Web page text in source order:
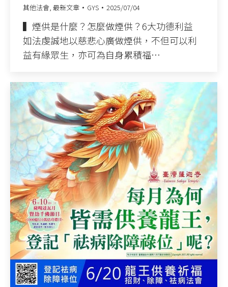
其他法會, 最新文章 GYS 2025/07/04
▍煙供是什麼？怎麼做煙供？6大功德利益 ​
如法虔誠地以慈悲心廣做煙供，不但可以利
益有緣眾生，亦可為自身累積福…